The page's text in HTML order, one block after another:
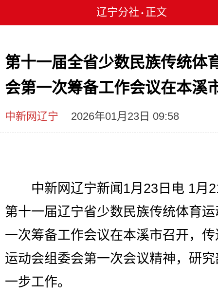
辽宁分社 • 正文
第十一届全省少数民族传统体
会第一次筹备工作会议在本溪
中新网辽宁 2026年01月23日 09:58
中新网辽宁新闻1月23日电 1月
第十一届辽宁省少数民族传统体育
一次筹备工作会议在本溪市召开，
运动会组委会第一次会议精神，研
一步工作。